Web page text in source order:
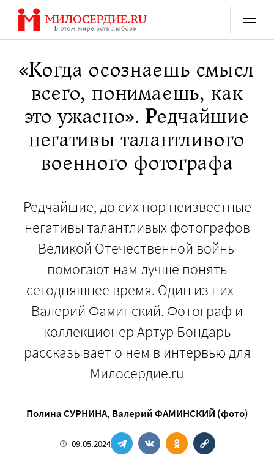
Перейти
содержанию
«Когда осознаешь смысл
всего, понимаешь, как
это ужасно». Редчайшие
негативы талантливого
военного фотографа
Редчайшие, до сих пор неизвестные
негативы талантливых фотографов
Великой Отечественной войны
помогают нам лучше понять
сегодняшнее время. Один из них —
Валерий Фаминский. Фотограф и
коллекционер Артур Бондарь
рассказывает о нем в интервью для
Милосердие.ru
Полина СУРНИНА, Валерий ФАМИНСКИЙ (фото)
09.05.2024